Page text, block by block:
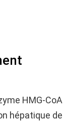
HMG-CoA
hépatique de